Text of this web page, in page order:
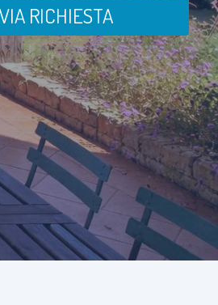
RICHIESTA